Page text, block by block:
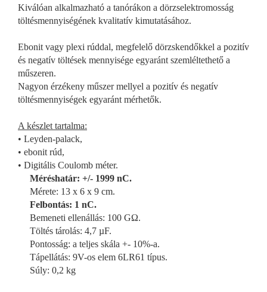
Kiválóan alkalmazható a tanórákon a dörzselektromosság
töltésmennyiségének kvalitatív kimutatásához.
Ebonit vagy plexi rúddal, megfelelő dörzskendőkkel a pozitív
és negatív töltések mennyisége egyaránt szemléltethető a
műszeren.
Nagyon érzékeny műszer mellyel a pozitív és negatív
töltésmennyiségek egyaránt mérhetők.
A készlet tartalma:
• Leyden-palack,
• ebonit rúd,
• Digitális Coulomb méter.
Méréshatár: +/- 1999 nC.
Mérete: 13 x 6 x 9 cm.
Felbontás: 1 nC.
Bemeneti ellenállás: 100 GΩ.
Töltés tárolás: 4,7 µF.
Pontosság: a teljes skála +- 10%-a.
Tápellátás: 9V-os elem 6LR61 típus.
Súly: 0,2 kg